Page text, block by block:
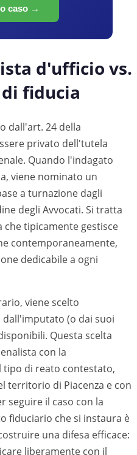
caso →
d'ufficio vs.
fiducia
dall'art. 24 della
privato dell'tutela
Quando l'indagato
viene nominato un
a turnazione dagli
degli Avvocati. Si tratta
tipicamente gestisce
contemporaneamente,
dedicabile a ogni
viene scelto
(o dai suoi
Questa scelta
con la
tipo di reato contestato,
territorio di Piacenza e con
seguire il caso con la
fiduciario che si instaura è
una difesa efficace:
liberamente con il